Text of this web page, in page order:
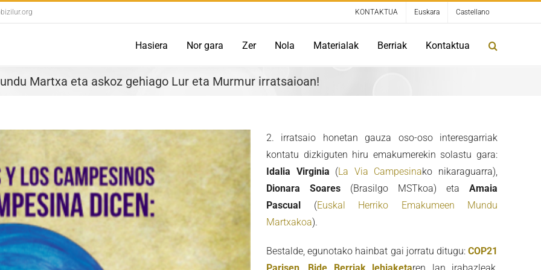
KONTAKTUA Euskara Castellano
Hasiera Nor gara Zer Nola Materialak Berriak Kontaktua
Martxa eta askoz gehiago Lur eta Murmur irratsaioan!
2. irratsaio honetan gauza oso-oso interesgarriak
kontatu dizkiguten hiru emakumerekin solastu gara:
Idalia Virginia (La Via Campesinako nikaraguarra),
Dionara Soares (Brasilgo MSTkoa) etaAmaia
Pascual (Euskal Herriko Emakumeen Mundu
Martxakoa).
Bestalde, egunotako hainbat gai jorratu ditugu: COP21